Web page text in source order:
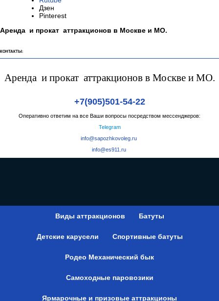
Дзен
Pinterest
Аренда и прокат аттракционов в Москве и МО.
КОНТАКТЫ:
Аренда и прокат аттракционов в Москве и МО.
+7(905)501-54-22
Оперативно ответим на все Ваши вопросы посредством мессенджеров:
Telegram
info@sapozhkovoleg.ru
info@es911.ru
Виды аттракционов Батуты
Детские карусели Спортивные батуты
Родео Механический бык
Самоходные паровозики
Ярмарочные и призовые аттракционы